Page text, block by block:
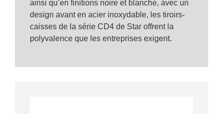
ainsi qu’en finitions noire et blanche, avec un
design avant en acier inoxydable, les tiroirs-
caisses de la série CD4 de Star offrent la
polyvalence que les entreprises exigent.